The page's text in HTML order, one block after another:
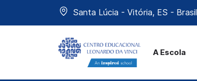
Santa Lúcia - Vitória, ES - Brasil
A Escola